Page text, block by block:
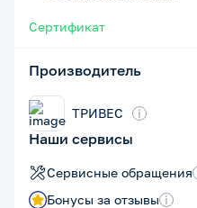
Сертификат
Производитель
ТРИВЕС i
Наши сервисы
Сервисные обращения
Бонусы за отзывы i